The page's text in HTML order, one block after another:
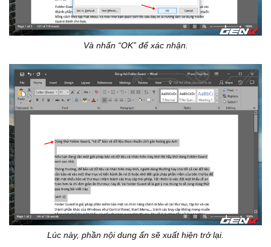
Và nhấn “OK” để xác nhận.
Lúc này, phần nội dung ẩn sẽ xuất hiện trở lại.